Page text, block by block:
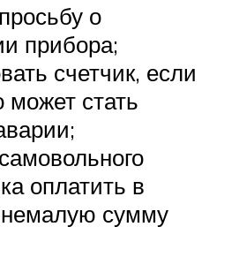
о
прибора;
счетчик, если
может стать
оплатить в
немалую сумму